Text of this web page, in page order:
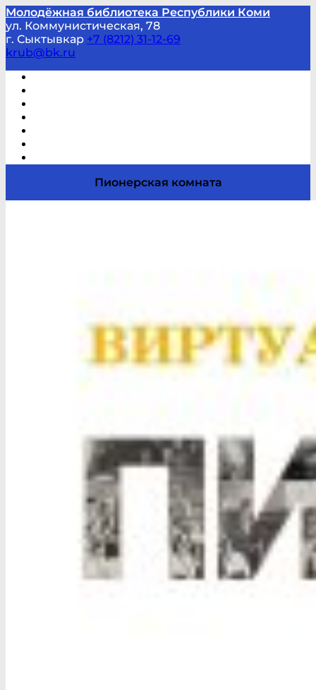
Молодёжная библиотека Республики Коми
ул. Коммунистическая, 78
г. Сыктывкар +7 (8212) 31-12-69
krub@bk.ru
Пионерская комната